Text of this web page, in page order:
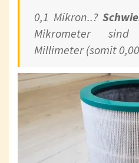
0,1 Mikron..?
Mikrometer
Millimeter (somit